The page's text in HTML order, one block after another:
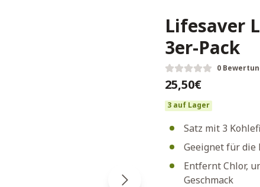
Lifesaver
3er-Pack
0
25,50€
3 auf Lager
Satz mit 3
Geeignet für die
Entfernt Chlor,
Geschmack